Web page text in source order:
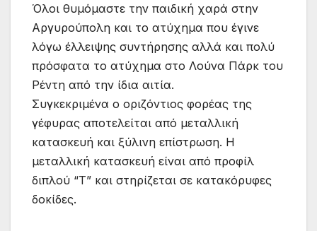
Όλοι θυμόμαστε την παιδική χαρά στην
Αργυρούπολη και το ατύχημα που έγινε
λόγω έλλειψης συντήρησης αλλά και πολύ
πρόσφατα το ατύχημα στο Λούνα Πάρκ του
Ρέντη από την ίδια αιτία.
Συγκεκριμένα ο οριζόντιος φορέας της
γέφυρας αποτελείται από μεταλλική
κατασκευή και ξύλινη επίστρωση. Η
μεταλλική κατασκευή είναι από προφίλ
διπλού “T” και στηρίζεται σε κατακόρυφες
δοκίδες.